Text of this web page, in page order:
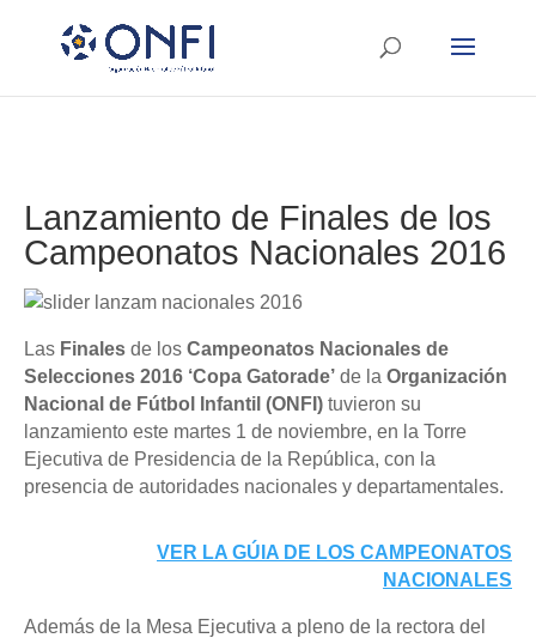
Lanzamiento de Finales de los
Campeonatos Nacionales 2016
Las Finales de los Campeonatos Nacionales de
Selecciones 2016 ‘Copa Gatorade’ de la Organización
Nacional de Fútbol Infantil (ONFI) tuvieron su
lanzamiento este martes 1 de noviembre, en la Torre
Ejecutiva de Presidencia de la República, con la
presencia de autoridades nacionales y departamentales.
VER LA GÚIA DE LOS CAMPEONATOS
NACIONALES
Además de la Mesa Ejecutiva a pleno de la rectora del